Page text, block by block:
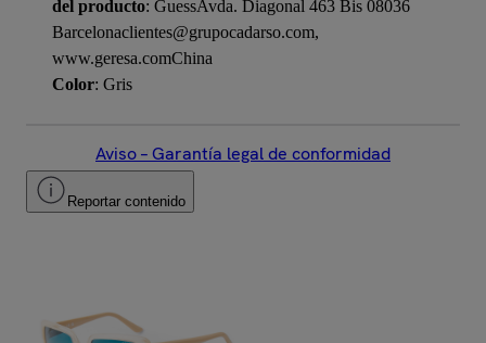
del producto: GuessAvda. Diagonal 463 Bis 08036
Barcelonaclientes@grupocadarso.com,
www.geresa.comChina
Color: Gris
Aviso – Garantía legal de conformidad
Reportar contenido